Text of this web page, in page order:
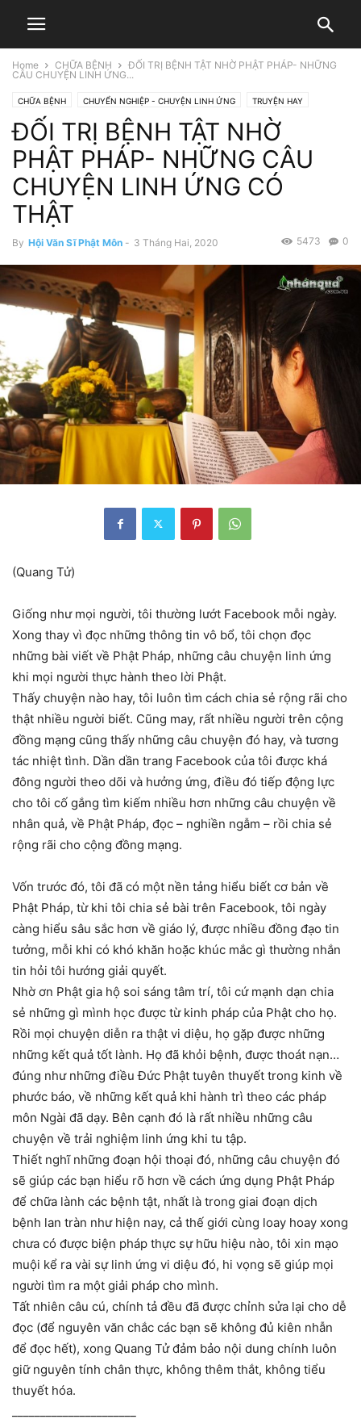
Home CHỮA BỆNH
ĐỐI TRỊ BỆNH TẬT NHỜ PHẬT PHÁP- NHỮNG
CÂU CHUYỆN LINH ỨNG...
CHỮA BỆNH CHUYỂN NGHIỆP - CHUYỆN LINH ỨNG TRUYỆN HAY
TRUYỆN VIỆT NAM
ĐỐI TRỊ BỆNH TẬT NHỜ
PHẬT PHÁP- NHỮNG CÂU
CHUYỆN LINH ỨNG CÓ
THẬT
By Hội Văn Sĩ Phật Môn - 3 Tháng Hai, 2020 0
5473
(Quang Tử)
Giống như mọi người, tôi thường lướt Facebook mỗi ngày.
Xong thay vì đọc những thông tin vô bổ, tôi chọn đọc
những bài viết về Phật Pháp, những câu chuyện linh ứng
khi mọi người thực hành theo lời Phật.
Thấy chuyện nào hay, tôi luôn tìm cách chia sẻ rộng rãi cho
thật nhiều người biết. Cũng may, rất nhiều người trên cộng
đồng mạng cũng thấy những câu chuyện đó hay, và tương
tác nhiệt tình. Dần dần trang Facebook của tôi được khá
đông người theo dõi và hưởng ứng, điều đó tiếp động lực
cho tôi cố gắng tìm kiếm nhiều hơn những câu chuyện về
nhân quả, về Phật Pháp, đọc – nghiền ngẫm – rồi chia sẻ
rộng rãi cho cộng đồng mạng.
Vốn trước đó, tôi đã có một nền tảng hiểu biết cơ bản về
Phật Pháp, từ khi tôi chia sẻ bài trên Facebook, tôi ngày
càng hiểu sâu sắc hơn về giáo lý, được nhiều đồng đạo tin
tưởng, mỗi khi có khó khăn hoặc khúc mắc gì thường nhắn
tin hỏi tôi hướng giải quyết.
Nhờ ơn Phật gia hộ soi sáng tâm trí, tôi cứ mạnh dạn chia
sẻ những gì mình học được từ kinh pháp của Phật cho họ.
Rồi mọi chuyện diễn ra thật vi diệu, họ gặp được những
những kết quả tốt lành. Họ đã khỏi bệnh, được thoát nạn…
đúng như những điều Đức Phật tuyên thuyết trong kinh về
phước báo, về những kết quả khi hành trì theo các pháp
môn Ngài đã dạy. Bên cạnh đó là rất nhiều những câu
chuyện về trải nghiệm linh ứng khi tu tập.
Thiết nghĩ những đoạn hội thoại đó, những câu chuyện đó
sẽ giúp các bạn hiểu rõ hơn về cách ứng dụng Phật Pháp
để chữa lành các bệnh tật, nhất là trong giai đoạn dịch
bệnh lan tràn như hiện nay, cả thế giới cùng loay hoay xong
chưa có được biện pháp thực sự hữu hiệu nào, tôi xin mạo
muội kể ra vài sự linh ứng vi diệu đó, hi vọng sẽ giúp mọi
người tìm ra một giải pháp cho mình.
Tất nhiên câu cú, chính tả đều đã được chỉnh sửa lại cho dễ
đọc (để nguyên văn chắc các bạn sẽ không đủ kiên nhẫn
để đọc hết), xong Quang Tử đảm bảo nội dung chính luôn
giữ nguyên tính chân thực, không thêm thắt, không tiểu
thuyết hóa.